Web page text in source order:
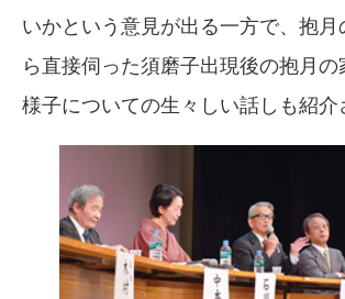
いかという意見が出る一方で、抱
ら直接伺った須磨子出現後の抱月
様子についての生々しい話しも紹介